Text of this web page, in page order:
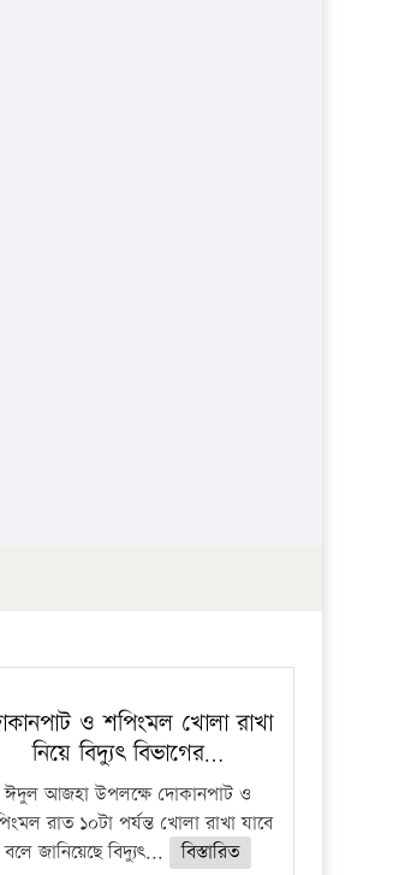
ও শপিংমল খোলা রাখা
নিয়ে বিদ্যুৎ বিভাগের…
ঈদুল আজহা উপলক্ষে দোকানপাট ও
রাত ১০টা পর্যন্ত খোলা রাখা যাবে
বলে জানিয়েছে বিদ্যুৎ...
বিস্তারিত